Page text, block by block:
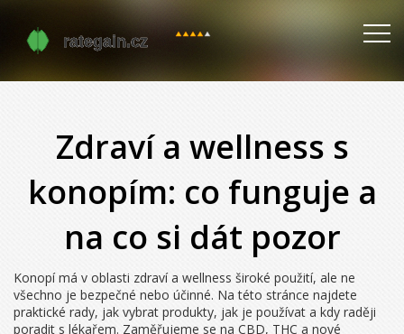
Zdraví a wellness s
konopím: co funguje a
na co si dát pozor
Konopí má v oblasti zdraví a wellness široké použití, ale ne
všechno je bezpečné nebo účinné. Na této stránce najdete
praktické rady, jak vybrat produkty, jak je používat a kdy raději
poradit s lékařem. Zaměřujeme se na CBD, THC a nové